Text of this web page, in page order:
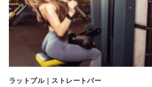
ラットプル｜ストレートバー